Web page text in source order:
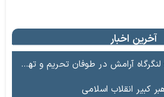
آخرین اخبار
آرامش در طوفان تحریم و تهدید
کبیر انقلاب اسلامی